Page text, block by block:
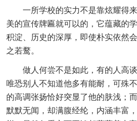
一所学校的实力不是靠炫耀得
美的宣传牌匾就可以的，它蕴藏的
积淀、历史的深厚，即使朴实依然
之若鹜。
做人何尝不是如此，有的人高
唯恐别人不知道他多有能耐，可殊
的高调张扬恰好突显了他的肤浅；
默默无闻，却满腹经纶，内涵丰富